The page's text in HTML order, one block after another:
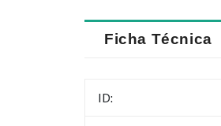
Ficha Técnica
ID: